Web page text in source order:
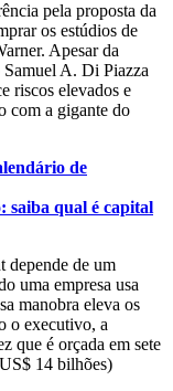
pela proposta da
os estúdios de
Apesar da
Samuel A. Di Piazza
riscos elevados e
com a gigante do
de
saiba qual é capital
depende de um
uma empresa usa
manobra eleva os
o executivo, a
que é orçada em sete
14 bilhões)